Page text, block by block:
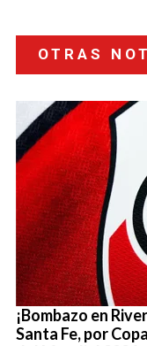
OTRAS
¡Bombazo en
Santa Fe, por